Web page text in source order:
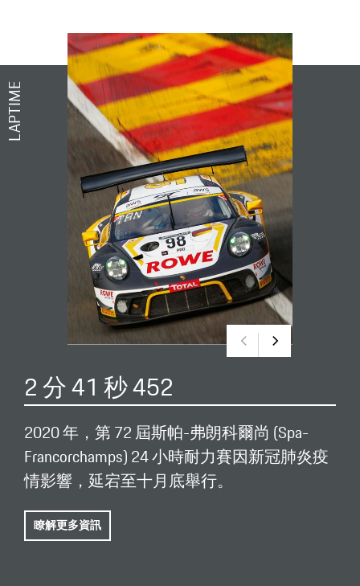
LAPTIME
2 分 41 秒 452
2020 年，第 72 屆斯帕-弗朗科爾尚 (Spa-
Francorchamps) 24 小時耐力賽因新冠肺炎疫
情影響，延宕至十月底舉行。
瞭解更多資訊